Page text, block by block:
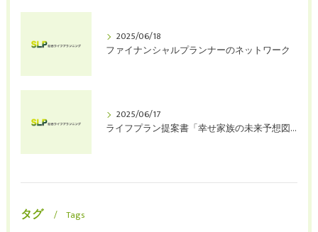
2025/06/18
ファイナンシャルプランナーのネットワーク
2025/06/17
ライフプラン提案書「幸せ家族の未来予想図」（お試版）を始めます
タグ Tags